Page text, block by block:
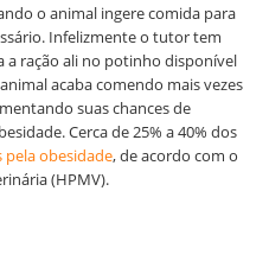
o animal ingere comida para
Infelizmente o tutor tem
a ração ali no potinho disponível
acaba comendo mais vezes
suas chances de
Cerca de 25% a 40% dos
pela obesidade, de acordo com o
(HPMV).